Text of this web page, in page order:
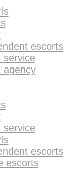
escorts
service
agency
service
escorts
escorts